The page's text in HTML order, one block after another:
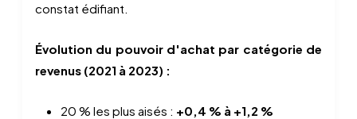
constat édifiant.
Évolution du pouvoir d'achat par catégorie de
revenus (2021 à 2023) :
20 % les plus aisés : +0,4 % à +1,2 %